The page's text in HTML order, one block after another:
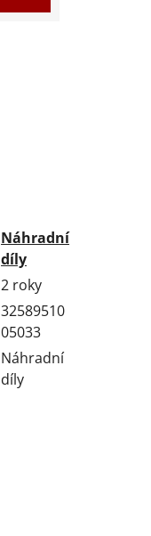
Náhradní
díly
2 roky
32589510
05033
Náhradní
díly